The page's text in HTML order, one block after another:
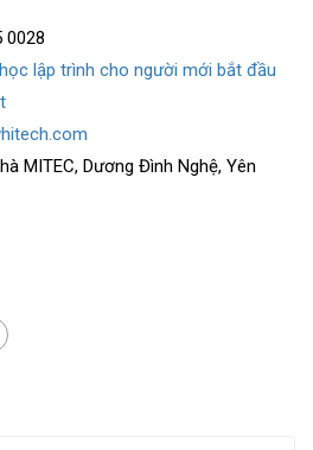
0028
lập trình cho người mới bắt đầu
MITEC, Dương Đình Nghệ, Yên